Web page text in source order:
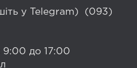
у Telegram) (093)
9:00 до 17:00